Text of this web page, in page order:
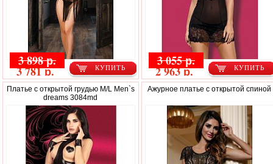
КУПИТЬ
3 898 р.
3 781 р. КУПИТЬ
3 055 р.
2 963 р.
Платье с открытой грудью M/L Men`s
dreams 3084md
Ажурное платье с открытой спиной